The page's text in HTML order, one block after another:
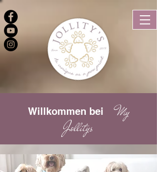
Willkommen bei
My
Jollitys